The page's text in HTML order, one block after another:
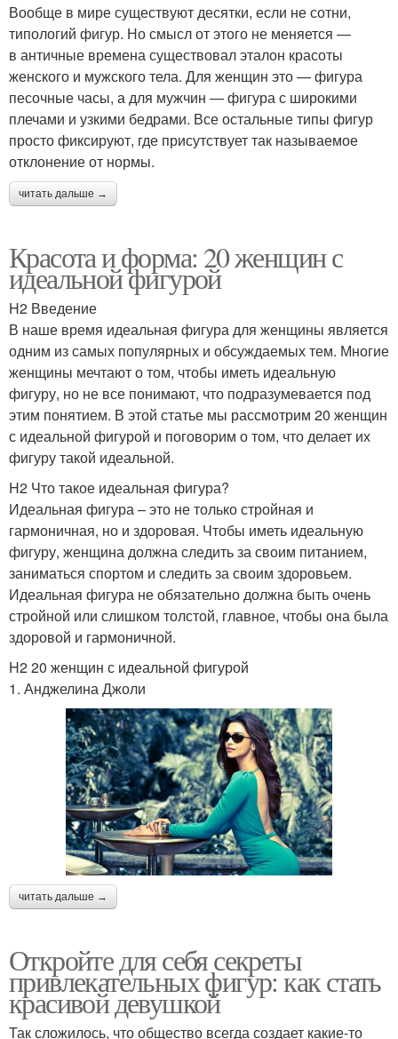
Вообще в мире существуют десятки, если не сотни,
типологий фигур. Но смысл от этого не меняется —
в античные времена существовал эталон красоты
женского и мужского тела. Для женщин это — фигура
песочные часы, а для мужчин — фигура с широкими
плечами и узкими бедрами. Все остальные типы фигур
просто фиксируют, где присутствует так называемое
отклонение от нормы.
читать дальше →
Красота и форма: 20 женщин с
идеальной фигурой
H2 Введение
В наше время идеальная фигура для женщины является
одним из самых популярных и обсуждаемых тем. Многие
женщины мечтают о том, чтобы иметь идеальную
фигуру, но не все понимают, что подразумевается под
этим понятием. В этой статье мы рассмотрим 20 женщин
с идеальной фигурой и поговорим о том, что делает их
фигуру такой идеальной.
H2 Что такое идеальная фигура?
Идеальная фигура – это не только стройная и
гармоничная, но и здоровая. Чтобы иметь идеальную
фигуру, женщина должна следить за своим питанием,
заниматься спортом и следить за своим здоровьем.
Идеальная фигура не обязательно должна быть очень
стройной или слишком толстой, главное, чтобы она была
здоровой и гармоничной.
H2 20 женщин с идеальной фигурой
1. Анджелина Джоли
читать дальше →
Откройте для себя секреты
привлекательных фигур: как стать
красивой девушкой
Так сложилось, что общество всегда создает какие-то